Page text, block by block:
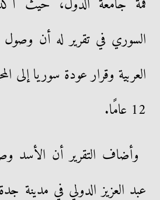
السوري في تقرير له أن وصول
العربية وقرار عودة سوريا إلى
12 عامًا.
وأضاف التقرير أن الأسد
عبد العزيز الدولي في مدينة